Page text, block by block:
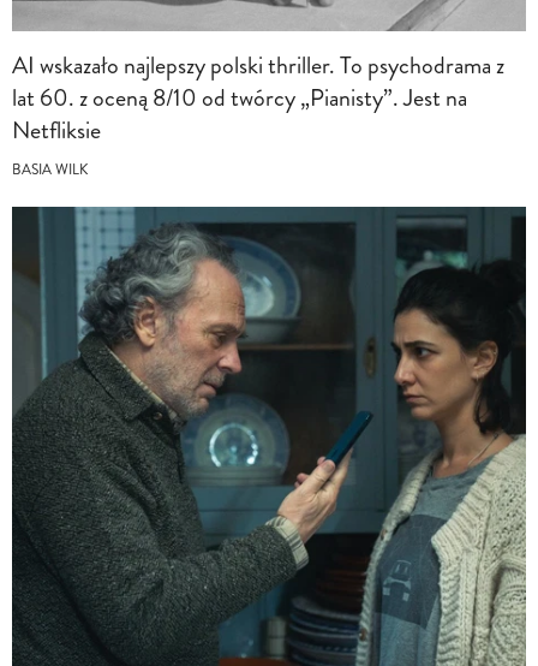
AI wskazało najlepszy polski thriller. To psychodrama z
lat 60. z oceną 8/10 od twórcy „Pianisty”. Jest na
Netfliksie
BASIA WILK